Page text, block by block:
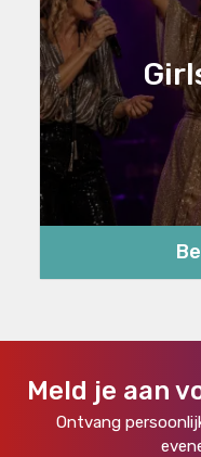
Meld je aan
Ontvang